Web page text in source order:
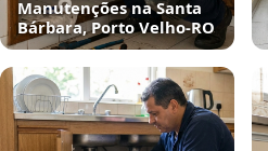
Manutenções na Santa
Bárbara, Porto Velho‑RO